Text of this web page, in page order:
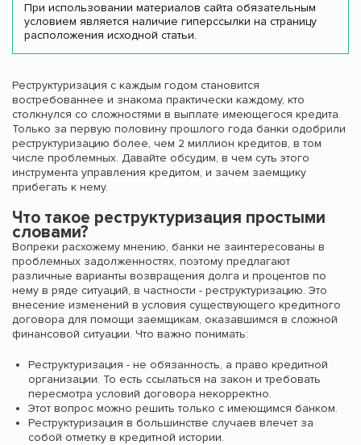
При использовании материалов сайта обязательным
условием является наличие гиперссылки на страницу
расположения исходной статьи.
Реструктуризация с каждым годом становится
востребованнее и знакома практически каждому, кто
столкнулся со сложностями в выплате имеющегося кредита.
Только за первую половину прошлого года банки одобрили
реструктуризацию более, чем 2 миллион кредитов, в том
числе проблемных. Давайте обсудим, в чем суть этого
инструмента управления кредитом, и зачем заемщику
прибегать к нему.
Что такое реструктуризация простыми
словами?
Вопреки расхожему мнению, банки не заинтересованы в
проблемных задолженностях, поэтому предлагают
различные варианты возвращения долга и процентов по
нему в ряде ситуаций, в частности - реструктуризацию. Это
внесение изменений в условия существующего кредитного
договора для помощи заемщикам, оказавшимся в сложной
финансовой ситуации. Что важно понимать:
Реструктуризация - не обязанность, а право кредитной
организации. То есть ссылаться на закон и требовать
пересмотра условий договора некорректно.
Этот вопрос можно решить только с имеющимся банком.
Реструктуризация в большинстве случаев влечет за
собой отметку в кредитной истории.